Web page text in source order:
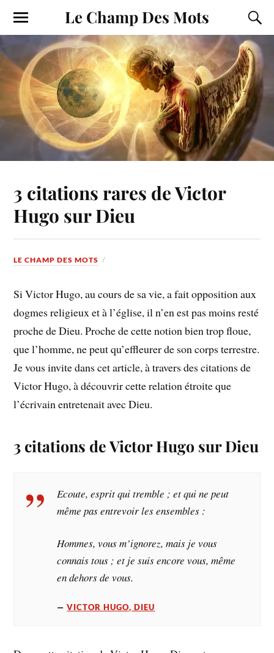
Le Champ Des Mots
3 citations rares de Victor
Hugo sur Dieu
LE CHAMP DES MOTS
Si Victor Hugo, au cours de sa vie, a fait opposition aux
dogmes religieux et à l’église, il n’en est pas moins resté
proche de Dieu. Proche de cette notion bien trop floue,
que l’homme, ne peut qu’effleurer de son corps terrestre.
Je vous invite dans cet article, à travers des citations de
Victor Hugo, à découvrir cette relation étroite que
l’écrivain entretenait avec Dieu.
3 citations de Victor Hugo sur Dieu
Ecoute, esprit qui tremble ; et qui ne peut
même pas entrevoir les ensembles :
Hommes, vous m’ignorez, mais je vous
connais tous ; et je suis encore vous, même
en dehors de vous.
VICTOR HUGO, DIEU